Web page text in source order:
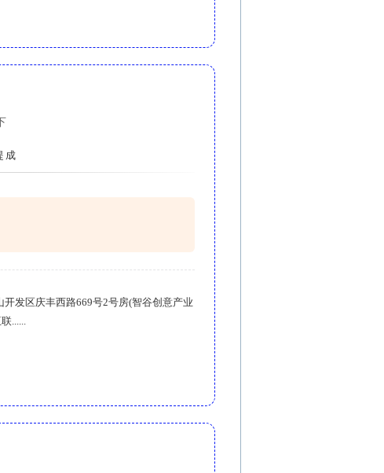
成
发区庆丰西路669号2号房(智谷创意产业
......